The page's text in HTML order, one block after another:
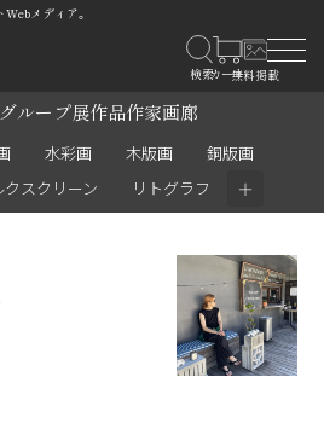
メディア。
グループ展作品作家画廊
水彩画 木版画
銅版画
クスクリーン リトグラフ ＋